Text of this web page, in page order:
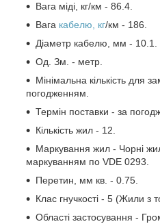
Вага міді, кг/км - 86.4.
Вага кабелю, кг/км - 186.
Діаметр кабелю, мм - 10.1.
Од. Зм. - метр.
Мінімальна кількість для
погодженням.
Термін поставки - за
Кількість жил - 12.
Маркування жил - Чорні
маркуванням по VDE 0293.
Перетин, мм кв. - 0.75.
Клас гнучкості - 5 (Жили з
Області застосування -